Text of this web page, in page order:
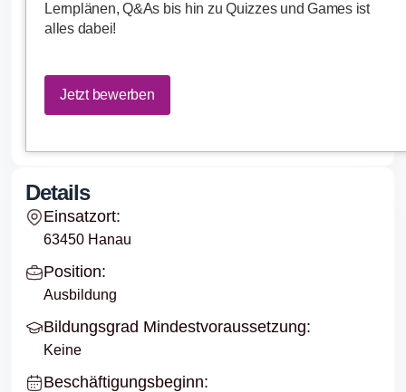
Lernplänen, Q&As bis hin zu Quizzes und Games ist
alles dabei!
Jetzt bewerben
Details
Einsatzort:
63450 Hanau
Position:
Ausbildung
Bildungsgrad Mindestvoraussetzung:
Keine
Beschäftigungsbeginn: